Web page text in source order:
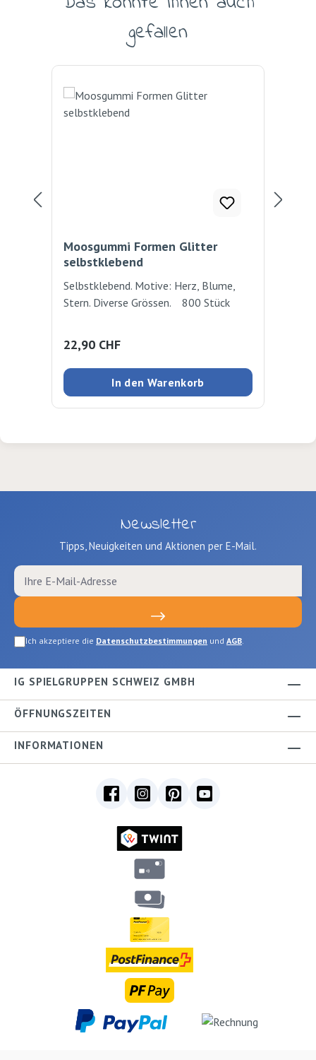
gefallen
Moosgummi Formen Glitter
selbstklebend
Selbstklebend. Motive: Herz, Blume,
Stern. Diverse Grössen. 800 Stück
Regulärer Preis:
22,90 CHF
In den Warenkorb
Newsletter
Tipps, Neuigkeiten und Aktionen per E-Mail.
Ich akzeptiere die Datenschutzbestimmungen und AGB.
IG SPIELGRUPPEN SCHWEIZ GMBH
ÖFFNUNGSZEITEN
INFORMATIONEN